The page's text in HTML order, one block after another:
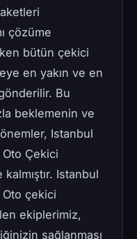
çözüme
bütün çekici
en yakın ve en
Bu
beklemenin ve
Istanbul
Çekici
Istanbul
çekici
ekiplerimiz,
sağlanması